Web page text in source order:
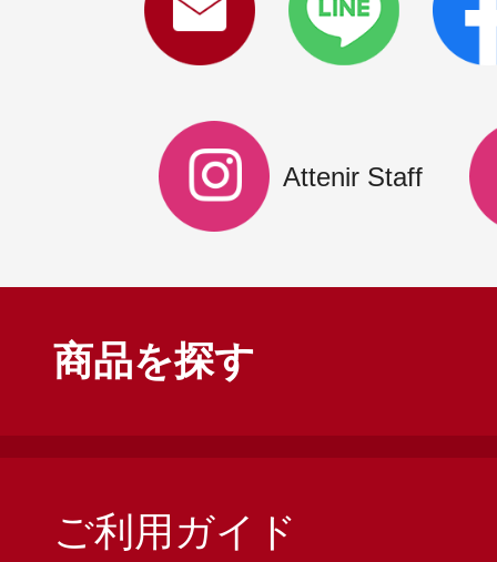
Attenir Staff
商品を探す
ご利用ガイド